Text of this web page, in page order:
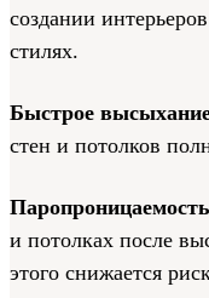
создании
стилях.
Быстрое
стен и потолков
и потолках после
этого снижается